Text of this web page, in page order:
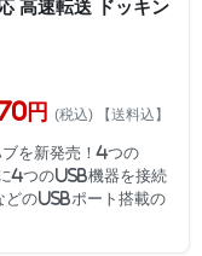
高速転送 ドッキン
円 (税込) 【送料込】
を新発売！4つの
4つのUSB機器を接続
USBポート搭載の